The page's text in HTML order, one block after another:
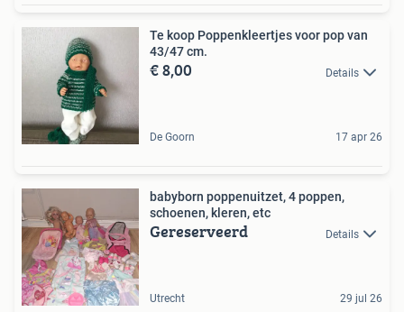
Te koop Poppenkleertjes voor pop van
43/47 cm.
€ 8,00 Details
De Goorn 17 apr 26
babyborn poppenuitzet, 4 poppen,
schoenen, kleren, etc
Gereserveerd Details
Utrecht 29 jul 26